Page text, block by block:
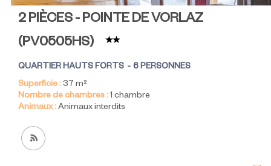
2 PIÈCES - POINTE DE VORLAZ
(PV0505HS)
QUARTIER HAUTS FORTS
6 PERSONNES
Superficie :37 m²
Nombre de chambres :1 chambre
Animaux :Animaux interdits